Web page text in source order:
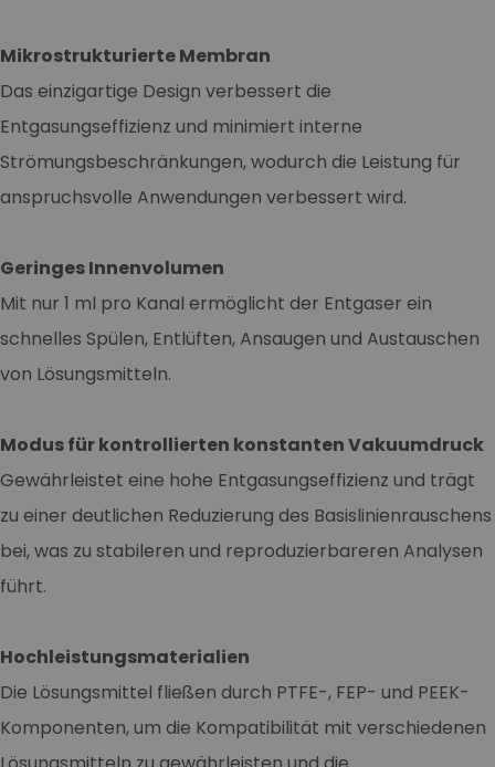
Mikrostrukturierte Membran
Das einzigartige Design verbessert die
Entgasungseffizienz und minimiert interne
Strömungsbeschränkungen, wodurch die Leistung für
anspruchsvolle Anwendungen verbessert wird.
Geringes Innenvolumen
Mit nur 1 ml pro Kanal ermöglicht der Entgaser ein
schnelles Spülen, Entlüften, Ansaugen und Austauschen
von Lösungsmitteln.
Modus für kontrollierten konstanten Vakuumdruck
Gewährleistet eine hohe Entgasungseffizienz und trägt
zu einer deutlichen Reduzierung des Basislinienrauschens
bei, was zu stabileren und reproduzierbareren Analysen
führt.
Hochleistungsmaterialien
Die Lösungsmittel fließen durch PTFE-, FEP- und PEEK-
Komponenten, um die Kompatibilität mit verschiedenen